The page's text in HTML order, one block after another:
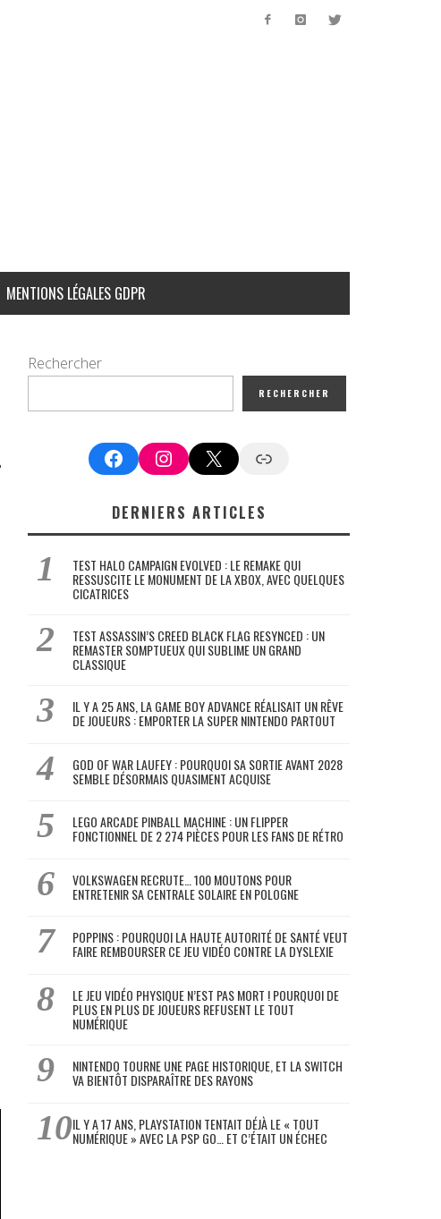
MENTIONS LÉGALES GDPR
Rechercher
RECHERCHER
FacebookInstagram
X Google News
DERNIERS ARTICLES
TEST HALO CAMPAIGN EVOLVED : LE REMAKE QUI
RESSUSCITE LE MONUMENT DE LA XBOX, AVEC QUELQUES
CICATRICES
TEST ASSASSIN’S CREED BLACK FLAG RESYNCED : UN
REMASTER SOMPTUEUX QUI SUBLIME UN GRAND
CLASSIQUE
IL Y A 25 ANS, LA GAME BOY ADVANCE RÉALISAIT UN RÊVE
DE JOUEURS : EMPORTER LA SUPER NINTENDO PARTOUT
GOD OF WAR LAUFEY : POURQUOI SA SORTIE AVANT 2028
SEMBLE DÉSORMAIS QUASIMENT ACQUISE
LEGO ARCADE PINBALL MACHINE : UN FLIPPER
FONCTIONNEL DE 2 274 PIÈCES POUR LES FANS DE RÉTRO
VOLKSWAGEN RECRUTE… 100 MOUTONS POUR
ENTRETENIR SA CENTRALE SOLAIRE EN POLOGNE
POPPINS : POURQUOI LA HAUTE AUTORITÉ DE SANTÉ VEUT
FAIRE REMBOURSER CE JEU VIDÉO CONTRE LA DYSLEXIE
LE JEU VIDÉO PHYSIQUE N’EST PAS MORT ! POURQUOI DE
PLUS EN PLUS DE JOUEURS REFUSENT LE TOUT
NUMÉRIQUE
NINTENDO TOURNE UNE PAGE HISTORIQUE, ET LA SWITCH
VA BIENTÔT DISPARAÎTRE DES RAYONS
IL Y A 17 ANS, PLAYSTATION TENTAIT DÉJÀ LE « TOUT
NUMÉRIQUE » AVEC LA PSP GO… ET C’ÉTAIT UN ÉCHEC